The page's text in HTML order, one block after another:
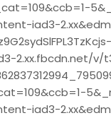
iad3-
2.xx.fbcdn.net/v/
iad3-